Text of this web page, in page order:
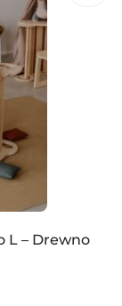
L – Drewno